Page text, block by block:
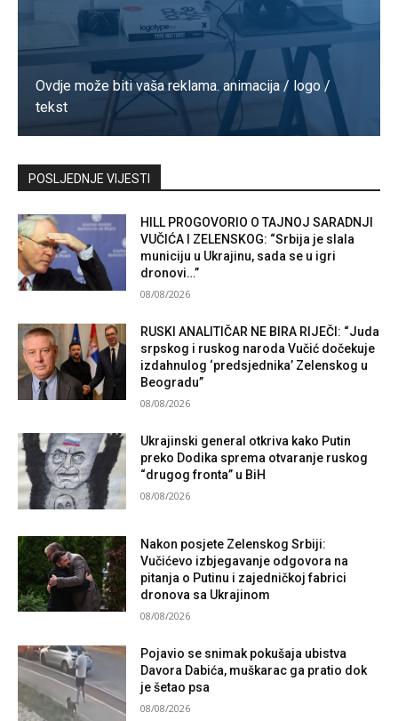
Ovdje može biti vaša reklama. animacija / logo /
tekst
Kontaktirajte nas
POSLJEDNJE VIJESTI
HILL PROGOVORIO O TAJNOJ SARADNJI
VUČIĆA I ZELENSKOG: “Srbija je slala
municiju u Ukrajinu, sada se u igri
dronovi…”
08/08/2026
RUSKI ANALITIČAR NE BIRA RIJEČI: “Juda
srpskog i ruskog naroda Vučić dočekuje
izdahnulog ‘predsjednika’ Zelenskog u
Beogradu”
08/08/2026
Ukrajinski general otkriva kako Putin
preko Dodika sprema otvaranje ruskog
“drugog fronta” u BiH
08/08/2026
Nakon posjete Zelenskog Srbiji:
Vučićevo izbjegavanje odgovora na
pitanja o Putinu i zajedničkoj fabrici
dronova sa Ukrajinom
08/08/2026
Pojavio se snimak pokušaja ubistva
Davora Dabića, muškarac ga pratio dok
je šetao psa
08/08/2026